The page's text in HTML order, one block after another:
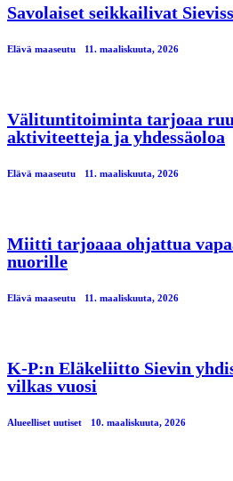
Savolaiset seikkailivat
Elävä maaseutu 11. maaliskuuta, 2026
Välituntitoiminta tarjoaa
aktiviteetteja ja yhdessäoloa
Elävä maaseutu 11. maaliskuuta, 2026
Miitti tarjoaaa ohjattua
nuorille
Elävä maaseutu 11. maaliskuuta, 2026
K-P:n Eläkeliitto Sievin
vilkas vuosi
Alueelliset uutiset 10. maaliskuuta, 2026